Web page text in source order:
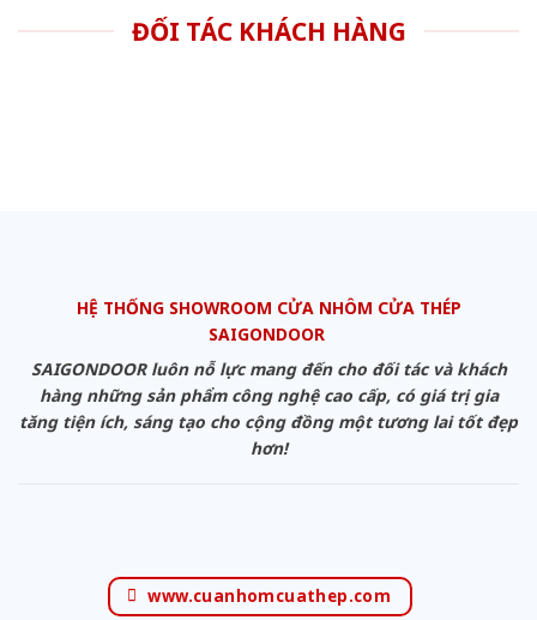
ĐỐI TÁC KHÁCH HÀNG
HỆ THỐNG SHOWROOM CỬA NHÔM CỬA THÉP
SAIGONDOOR
SAIGONDOOR luôn nỗ lực mang đến cho đối tác và khách
hàng những sản phẩm công nghệ cao cấp, có giá trị gia
tăng tiện ích, sáng tạo cho cộng đồng một tương lai tốt đẹp
hơn!
www.cuanhomcuathep.com